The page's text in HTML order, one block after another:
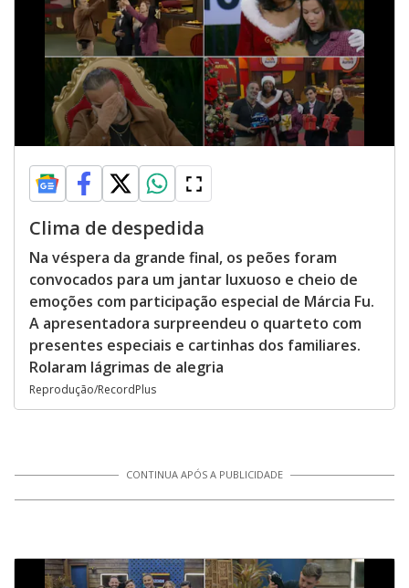
Clima de despedida
Na véspera da grande final, os peões foram
convocados para um jantar luxuoso e cheio de
emoções com participação especial de Márcia Fu.
A apresentadora surpreendeu o quarteto com
presentes especiais e cartinhas dos familiares.
Rolaram lágrimas de alegria
Reprodução/RecordPlus
CONTINUA APÓS A PUBLICIDADE